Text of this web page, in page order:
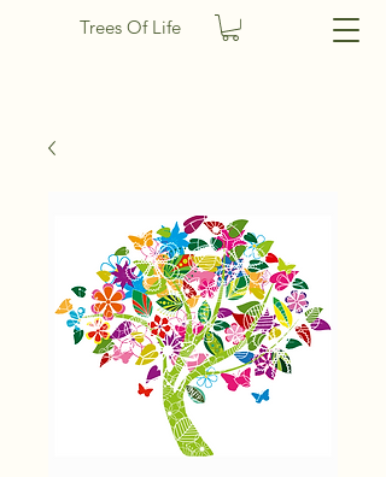
Trees Of Life